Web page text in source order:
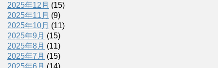
2025年12月 (15)
2025年11月 (9)
2025年10月 (11)
2025年9月 (15)
2025年8月 (11)
2025年7月 (15)
2025年6月 (14)